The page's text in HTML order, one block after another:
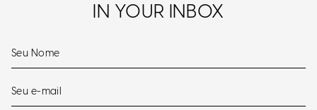
IN YOUR INBOX